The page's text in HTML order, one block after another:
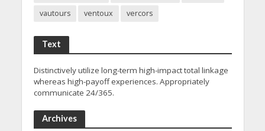
vautours
ventoux vercors
Text
Distinctively utilize long-term high-impact total linkage
whereas high-payoff experiences. Appropriately
communicate 24/365.
Archives